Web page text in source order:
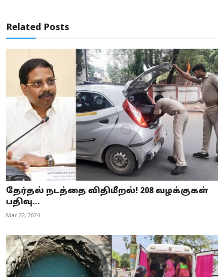
Related Posts
தேர்தல் நடத்தை விதிமீறல்! 208 வழக்குகள்
பதிவு...
Mar 22, 2024